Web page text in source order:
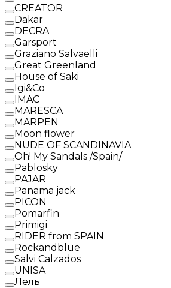
CREATOR
Dakar
DECRA
Garsport
Graziano Salvaelli
Great Greenland
House of Saki
Igi&Co
IMAC
MARESCA
MARPEN
Moon flower
NUDE OF SCANDINAVIA
Oh! My Sandals /Spain/
Pablosky
PAJAR
Panama jack
PICON
Pomarfin
Primigi
RIDER from SPAIN
Rockandblue
Salvi Calzados
UNISA
Лель